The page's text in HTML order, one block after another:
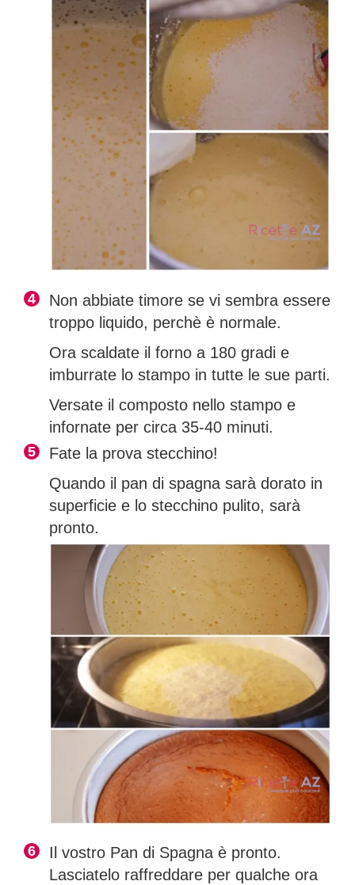
Non abbiate timore se vi sembra essere
troppo liquido, perchè è normale.
Ora scaldate il forno a 180 gradi e
imburrate lo stampo in tutte le sue parti.
Versate il composto nello stampo e
infornate per circa 35-40 minuti.
Fate la prova stecchino!
Quando il pan di spagna sarà dorato in
superficie e lo stecchino pulito, sarà
pronto.
Il vostro Pan di Spagna è pronto.
Lasciatelo raffreddare per qualche ora